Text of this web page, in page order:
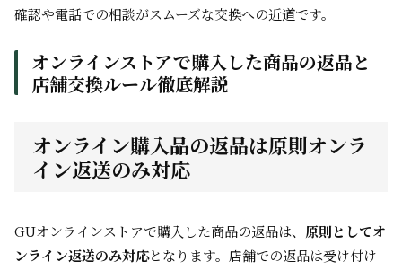
確認や電話での相談がスムーズな交換への近道です。
オンラインストアで購入した商品の返品と
店舗交換ルール徹底解説
オンライン購入品の返品は原則オンラ
イン返送のみ対応
GUオンラインストアで購入した商品の返品は、 原則としてオ
ンライン返送のみ対応となります。店舗での返品は受け付け